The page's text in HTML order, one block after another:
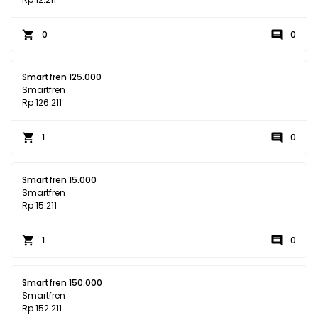
0 0
Smartfren 125.000
Smartfren
Rp 126.211
1 0
Smartfren 15.000
Smartfren
Rp 15.211
1 0
Smartfren 150.000
Smartfren
Rp 152.211